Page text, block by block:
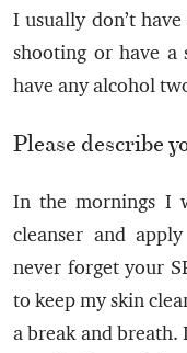
I usually don’t
shooting or have
have any alcohol
Please describe
In the mornings I
cleanser and
never forget your
to keep my skin
a break and